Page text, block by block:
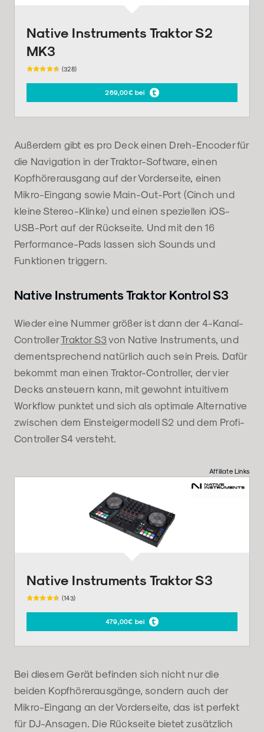
Native Instruments Traktor S2
MK3
(328)
269,00€ bei
Außerdem gibt es pro Deck einen Dreh-Encoder für
die Navigation in der Traktor-Software, einen
Kopfhörerausgang auf der Vorderseite, einen
Mikro-Eingang sowie Main-Out-Port (Cinch und
kleine Stereo-Klinke) und einen speziellen iOS-
USB-Port auf der Rückseite. Und mit den 16
Performance-Pads lassen sich Sounds und
Funktionen triggern.
Native Instruments Traktor Kontrol S3
Wieder eine Nummer größer ist dann der 4-Kanal-
ControllerTraktor S3von Native Instruments, und
dementsprechend natürlich auch sein Preis. Dafür
bekommt man einen Traktor-Controller, der vier
Decks ansteuern kann, mit gewohnt intuitivem
Workflow punktet und sich als optimale Alternative
zwischen dem Einsteigermodell S2 und dem Profi-
Controller S4 versteht.
Affiliate Links
Native Instruments Traktor S3
(143)
479,00€ bei
Bei diesem Gerät befinden sich nicht nur die
beiden Kopfhörerausgänge, sondern auch der
Mikro-Eingang an der Vorderseite, das ist perfekt
für DJ-Ansagen. Die Rückseite bietet zusätzlich